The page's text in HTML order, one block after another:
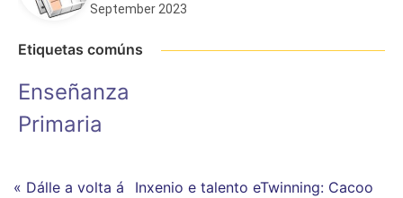
September 2023
Etiquetas comúns
Enseñanza
Primaria
« Dálle a volta á
Inxenio e talento eTwinning: Cacoo